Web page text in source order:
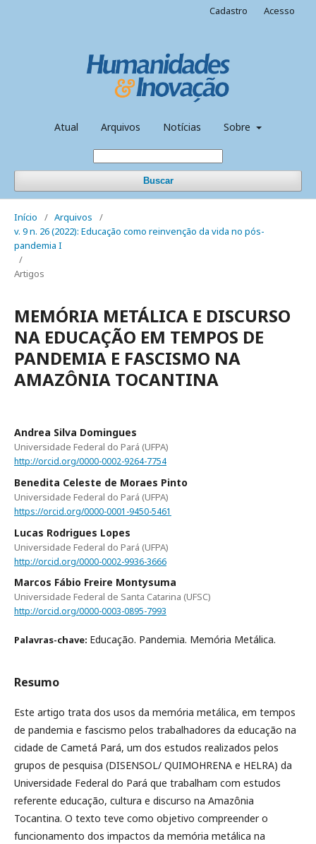
Atual Arquivos Notícias Sobre
Buscar
Cadastro Acesso
Início / Arquivos
/
v. 9 n. 26 (2022): Educação como reinvenção da vida no pós-
pandemia I
/
Artigos
MEMÓRIA METÁLICA E DISCURSO
NA EDUCAÇÃO EM TEMPOS DE
PANDEMIA E FASCISMO NA
AMAZÔNIA TOCANTINA
Andrea Silva Domingues
Universidade Federal do Pará (UFPA)
http://orcid.org/0000-0002-9264-7754
Benedita Celeste de Moraes Pinto
Universidade Federal do Pará (UFPA)
https://orcid.org/0000-0001-9450-5461
Lucas Rodrigues Lopes
Universidade Federal do Pará (UFPA)
http://orcid.org/0000-0002-9936-3666
Marcos Fábio Freire Montysuma
Universidade Federal de Santa Catarina (UFSC)
http://orcid.org/0000-0003-0895-7993
Palavras-chave: Educação. Pandemia. Memória Metálica.
Resumo
Este artigo trata dos usos da memória metálica, em tempos
de pandemia e fascismo pelos trabalhadores da educação na
cidade de Cametá Pará, um dos estudos realizados pelos
grupos de pesquisa (DISENSOL/ QUIMOHRENA e HELRA) da
Universidade Federal do Pará que trabalham com estudos
referente educação, cultura e discurso na Amazônia
Tocantina. O texto teve como objetivo compreender o
funcionamento dos impactos da memória metálica na